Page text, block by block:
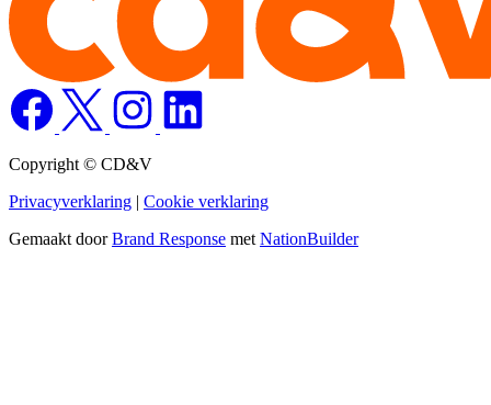
Copyright © CD&V
Privacyverklaring | Cookie verklaring
Gemaakt doorBrand Response met NationBuilder